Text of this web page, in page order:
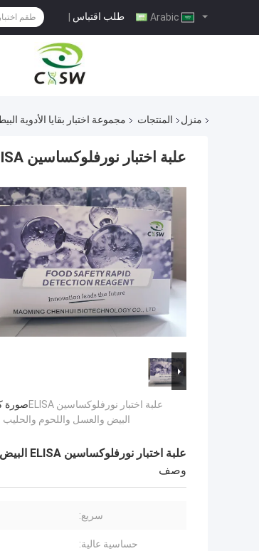
طلب اقتباس |
منزل المنتجات مجموعة اختبار بقايا الأدوية
علبة اختبار نورفلوكساسين ELISA البيض والعسل واللحوم والحليب والبول
صورةعلبة اختبار نورفلوكساسين ELISA
البيض والعسل واللحوم والحليب
علبة اختبار نورفلوكساسين ELISA البيض والعسل واللحوم والحليب والبول
وصف
سريع:
حساسية عالية: